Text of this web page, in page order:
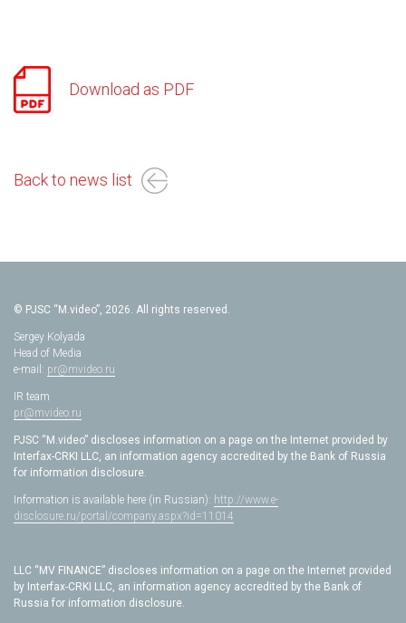
Download as PDF
Back to news list
© PJSC “M.video”, 2026. All rights reserved.
Sergey Kolyada
Head of Media
e-mail: pr@mvideo.ru
IR team
pr@mvideo.ru
PJSC “M.video” discloses information on a page on the Internet provided by
Interfax-CRKI LLC, an information agency accredited by the Bank of Russia
for information disclosure.
Information is available here (in Russian): http://www.e-
disclosure.ru/portal/company.aspx?id=11014
LLC “MV FINANCE” discloses information on a page on the Internet provided
by Interfax-CRKI LLC, an information agency accredited by the Bank of
Russia for information disclosure.